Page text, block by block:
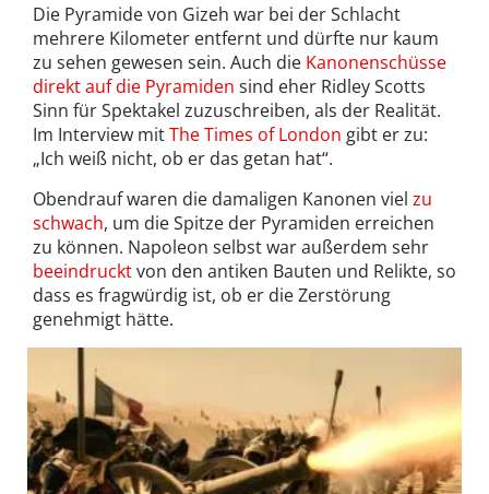
Die Pyramide von Gizeh war bei der Schlacht
mehrere Kilometer entfernt und dürfte nur kaum
zu sehen gewesen sein. Auch die Kanonenschüsse
direkt auf die Pyramiden sind eher Ridley Scotts
Sinn für Spektakel zuzuschreiben, als der Realität.
Im Interview mitThe Times of London gibt er zu:
„Ich weiß nicht, ob er das getan hat“.
Obendrauf waren die damaligen Kanonen viel zu
schwach, um die Spitze der Pyramiden erreichen
zu können. Napoleon selbst war außerdem sehr
beeindrucktvon den antiken Bauten und Relikte, so
dass es fragwürdig ist, ob er die Zerstörung
genehmigt hätte.